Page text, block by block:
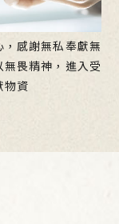
，感謝無私奉獻無
無畏精神，進入受
物資